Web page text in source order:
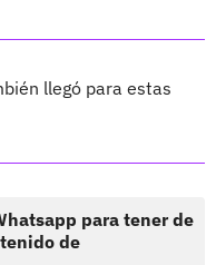
llegó para estas
para tener de
de